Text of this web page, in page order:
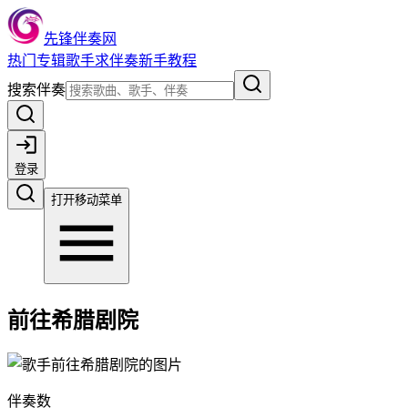
先锋伴奏网
热门 专辑歌手求伴奏新手教程
搜索伴奏
登录
打开移动菜单
前往希腊剧院
伴奏数